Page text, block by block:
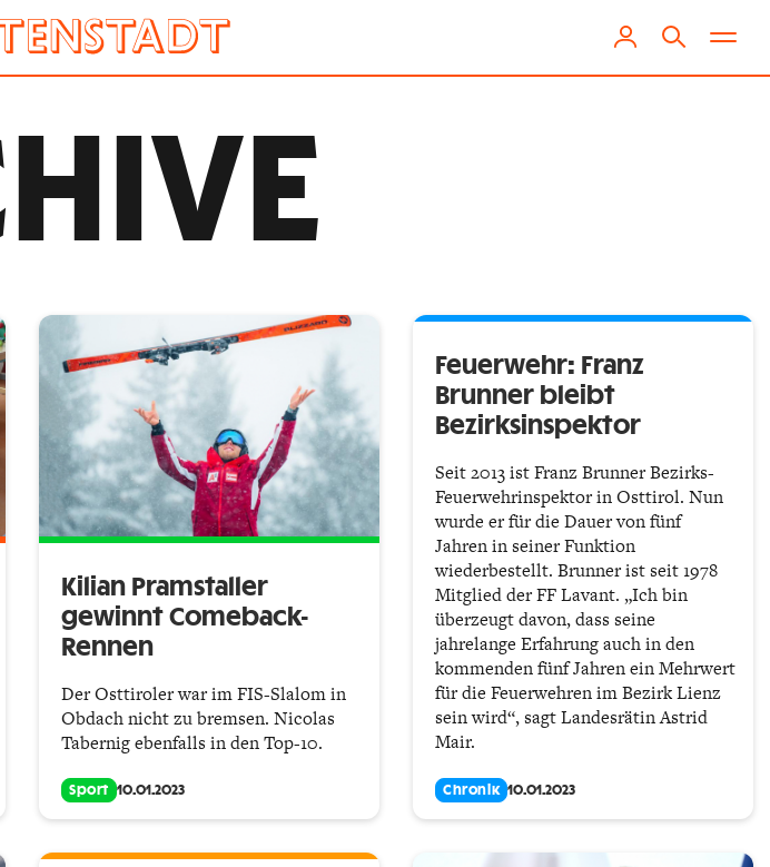
Kilian Pramstaller
gewinnt Comeback-
Rennen
Der Osttiroler war im FIS-Slalom in
Obdach nicht zu bremsen. Nicolas
Tabernig ebenfalls in den Top-10.
Sport 10.01.2023
Feuerwehr: Franz
Brunner bleibt
Bezirksinspektor
Seit 2013 ist Franz Brunner Bezirks-
Feuerwehrinspektor in Osttirol. Nun
wurde er für die Dauer von fünf
Jahren in seiner Funktion
wiederbestellt. Brunner ist seit 1978
Mitglied der FF Lavant. „Ich bin
überzeugt davon, dass seine
jahrelange Erfahrung auch in den
kommenden fünf Jahren ein Mehrwert
für die Feuerwehren im Bezirk Lienz
sein wird“, sagt Landesrätin Astrid
Mair.
Chronik 10.01.2023